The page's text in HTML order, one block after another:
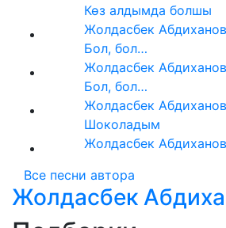
Көз алдымда болшы
Жолдасбек Абдиханов
Бол, бол…
Жолдасбек Абдиханов
Бол, бол…
Жолдасбек Абдиханов
Шоколадым
Жолдасбек Абдиханов
Все песни автора
Жолдасбек